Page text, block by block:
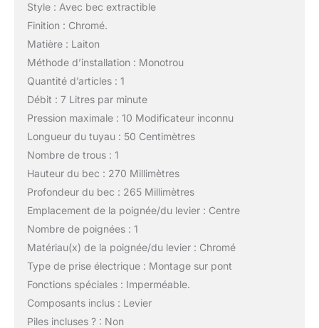
Style : Avec bec extractible
Finition : Chromé.
Matière : Laiton
Méthode d’installation : Monotrou
Quantité d’articles : 1
Débit : 7 Litres par minute
Pression maximale : 10 Modificateur inconnu
Longueur du tuyau : 50 Centimètres
Nombre de trous : 1
Hauteur du bec : 270 Millimètres
Profondeur du bec : 265 Millimètres
Emplacement de la poignée/du levier : Centre
Nombre de poignées : 1
Matériau(x) de la poignée/du levier : Chromé
Type de prise électrique : Montage sur pont
Fonctions spéciales : Imperméable.
Composants inclus : Levier
Piles incluses ? : Non